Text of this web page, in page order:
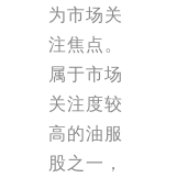
为市场关
注焦点。
属于市场
关注度较
高的油服
股之一，